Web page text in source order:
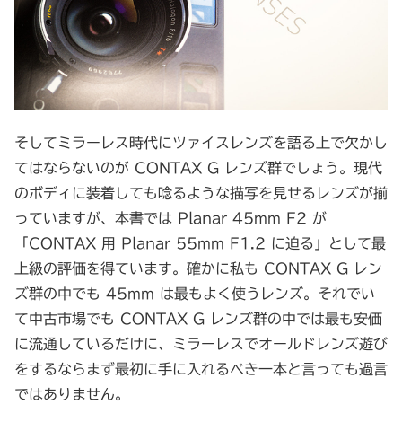
そしてミラーレス時代にツァイスレンズを語る上で欠かし
てはならないのが CONTAX G レンズ群でしょう。現代
のボディに装着しても唸るような描写を見せるレンズが揃
っていますが、本書では Planar 45mm F2 が
「CONTAX 用 Planar 55mm F1.2 に迫る」として最
上級の評価を得ています。確かに私も CONTAX G レン
ズ群の中でも 45mm は最もよく使うレンズ。それでい
て中古市場でも CONTAX G レンズ群の中では最も安価
に流通しているだけに、ミラーレスでオールドレンズ遊び
をするならまず最初に手に入れるべき一本と言っても過言
ではありません。